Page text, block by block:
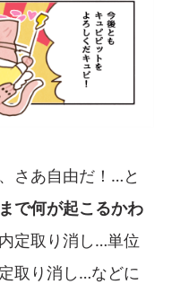
さあ自由だ！…と
で何が起こるかわ
定取り消し…単位
取り消し…などに